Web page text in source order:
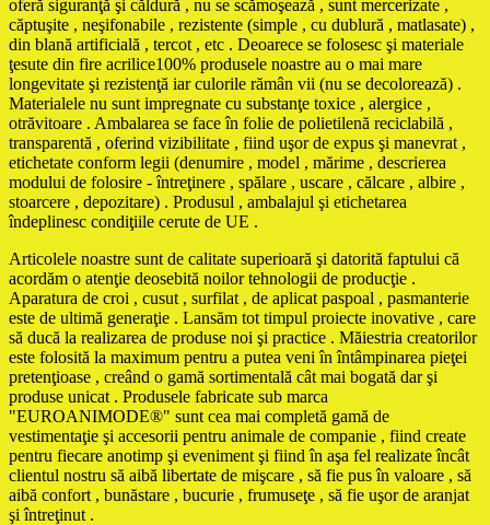
oferă siguranţă şi căldură , nu se scămoşează , sunt mercerizate ,
căptuşite , neşifonabile , rezistente (simple , cu dublură , matlasate) ,
din blană artificială , tercot , etc . Deoarece se folosesc şi materiale
ţesute din fire acrilice100% produsele noastre au o mai mare
longevitate şi rezistenţă iar culorile rămân vii (nu se decolorează) .
Materialele nu sunt impregnate cu substanţe toxice , alergice ,
otrăvitoare . Ambalarea se face în folie de polietilenă reciclabilă ,
transparentă , oferind vizibilitate , fiind uşor de expus şi manevrat ,
etichetate conform legii (denumire , model , mărime , descrierea
modului de folosire - întreţinere , spălare , uscare , călcare , albire ,
stoarcere , depozitare) . Produsul , ambalajul şi etichetarea
îndeplinesc condiţiile cerute de UE .
Articolele noastre sunt de calitate superioară şi datorită faptului că
acordăm o atenţie deosebită noilor tehnologii de producţie .
Aparatura de croi , cusut , surfilat , de aplicat paspoal , pasmanterie
este de ultimă generaţie . Lansăm tot timpul proiecte inovative , care
să ducă la realizarea de produse noi şi practice . Măiestria creatorilor
este folosită la maximum pentru a putea veni în întâmpinarea pieţei
pretenţioase , creând o gamă sortimentală cât mai bogată dar şi
produse unicat . Produsele fabricate sub marca
"EUROANIMODE®" sunt cea mai completă gamă de
vestimentaţie şi accesorii pentru animale de companie , fiind create
pentru fiecare anotimp şi eveniment şi fiind în aşa fel realizate încât
clientul nostru să aibă libertate de mişcare , să fie pus în valoare , să
aibă confort , bunăstare , bucurie , frumuseţe , să fie uşor de aranjat
şi întreţinut .